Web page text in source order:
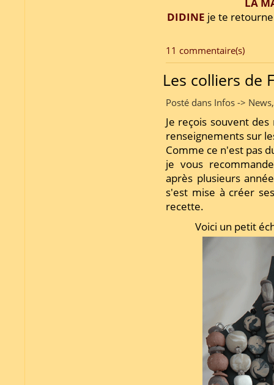
DIDINE je te
11 commentaire(s)
Les colliers de
Posté dans Infos ->
Je reçois souvent
renseignements sur
Comme ce n'est pas
je vous
après plusieurs
s'est mise à créer
recette.
Voici un petit